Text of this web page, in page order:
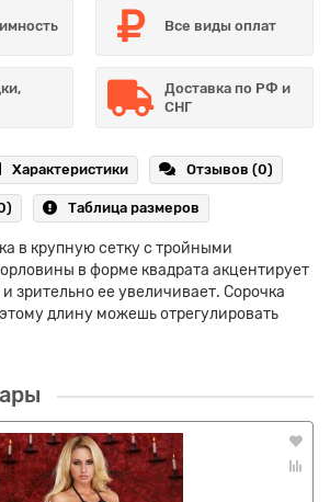
Все виды оплат
Доставка по РФ и
СНГ
Характеристики Отзывов (0)
Таблица размеров
в крупную сетку с тройными
в форме квадрата акцентирует
зрительно ее увеличивает. Сорочка
длину можешь отрегулировать